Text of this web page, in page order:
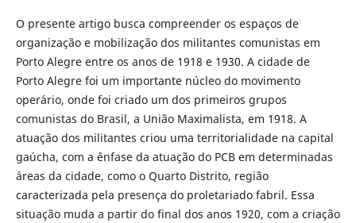
O presente artigo busca compreender os espaços de
organização e mobilização dos militantes comunistas em
Porto Alegre entre os anos de 1918 e 1930. A cidade de
Porto Alegre foi um importante núcleo do movimento
operário, onde foi criado um dos primeiros grupos
comunistas do Brasil, a União Maximalista, em 1918. A
atuação dos militantes criou uma territorialidade na capital
gaúcha, com a ênfase da atuação do PCB em determinadas
áreas da cidade, como o Quarto Distrito, região
caracterizada pela presença do proletariado fabril. Essa
situação muda a partir do final dos anos 1920, com a criação